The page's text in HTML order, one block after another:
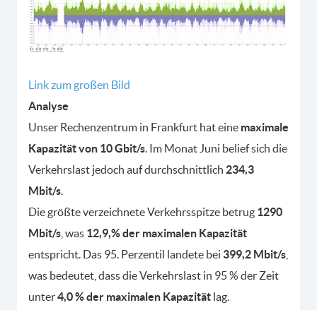
Link zum großen Bild
Analyse
Unser Rechenzentrum in Frankfurt hat eine maximale
Kapazität von 10 Gbit/s. Im Monat Juni belief sich die
Verkehrslast jedoch auf durchschnittlich 234,3
Mbit/s.
Die größte verzeichnete Verkehrsspitze betrug 1290
Mbit/s , was 12,9,% der maximalen Kapazität
entspricht. Das 95. Perzentil landete bei 399,2 Mbit/s
was bedeutet, dass die Verkehrslast in 95 % der Zeit
unter4,0 % der maximalen Kapazität lag.